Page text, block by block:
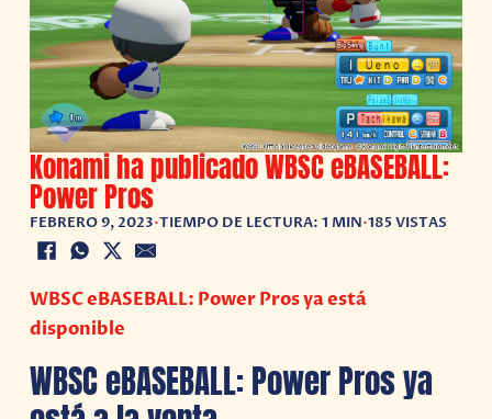
Konami ha publicado WBSC eBASEBALL:
Power Pros
FEBRERO 9, 2023•TIEMPO DE LECTURA: 1 MIN•185 VISTAS
WBSC eBASEBALL: Power Pros ya está
disponible
WBSC eBASEBALL: Power Pros ya